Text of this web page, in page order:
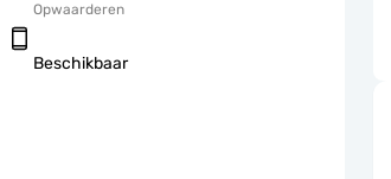
Opwaarderen
Beschikbaar